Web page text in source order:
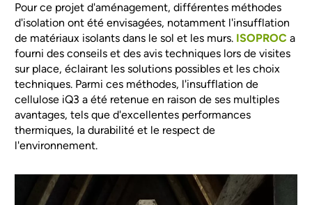
Pour ce projet d'aménagement, différentes méthodes
d'isolation ont été envisagées, notamment l'insufflation
de matériaux isolants dans le sol et les murs. ISOPROC a
fourni des conseils et des avis techniques lors de visites
sur place, éclairant les solutions possibles et les choix
techniques. Parmi ces méthodes, l'insufflation de
cellulose iQ3 a été retenue en raison de ses multiples
avantages, tels que d'excellentes performances
thermiques, la durabilité et le respect de
l'environnement.